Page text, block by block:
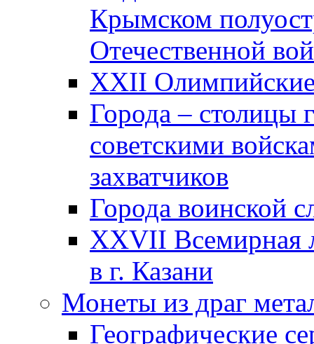
Крымском
Отечественной
XXII
Города – столицы
советскими
захватчиков
Города воинской
XXVII Всемирная
в г. Казани
Монеты из драг
Географические